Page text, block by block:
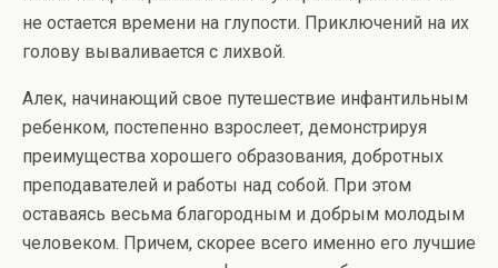
не остается времени на глупости. Приключений на их
голову вываливается с лихвой.
Алек, начинающий свое путешествие инфантильным
ребенком, постепенно взрослеет, демонстрируя
преимущества хорошего образования, добротных
преподавателей и работы над собой. При этом
оставаясь весьма благородным и добрым молодым
человеком. Причем, скорее всего именно его лучшие